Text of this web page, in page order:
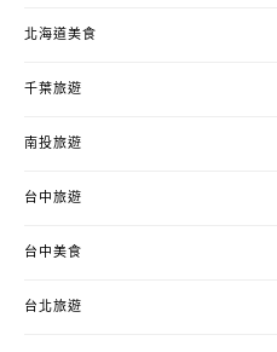
北海道美食
千葉旅遊
南投旅遊
台中旅遊
台中美食
台北旅遊